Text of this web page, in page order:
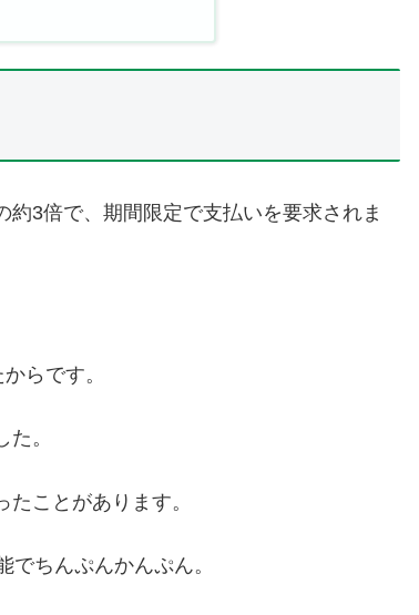
3倍で、期間限定で支払いを要求されま
らです。
。
ことがあります。
ちんぷんかんぷん。